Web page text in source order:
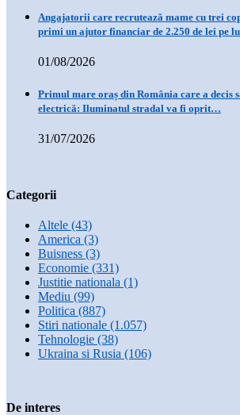
Angajatorii care recrutează mame cu trei
primi un ajutor financiar de 2.250 de lei pe
01/08/2026
Primul mare oraș din România care a decis
electrică: Iluminatul stradal va fi oprit…
31/07/2026
Categorii
Altele (43)
America (3)
Buisness (3)
Economie (331)
Justitie nationala (1)
Mediu (99)
Politica (887)
Stiri nationale (1.057)
Tehnologie (38)
Ukraina si Rusia (106)
De interes